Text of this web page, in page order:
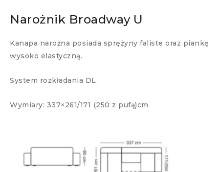
Narożnik Broadway U
Kanapa narożna posiada sprężyny faliste oraz piankę
wysoko elastyczną.
System rozkładania DL.
Wymiary: 337×261/171 (250 z pufą)cm